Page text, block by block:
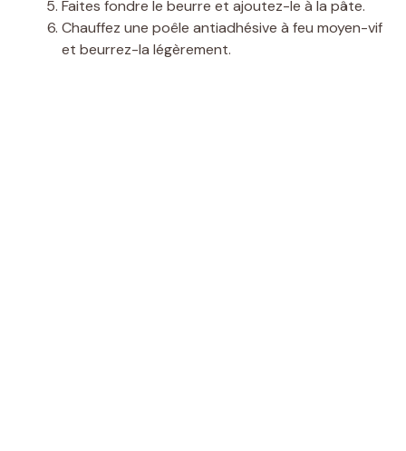
Faites fondre le beurre et ajoutez-le à la pâte.
Chauffez une poêle antiadhésive à feu moyen-vif
et beurrez-la légèrement.